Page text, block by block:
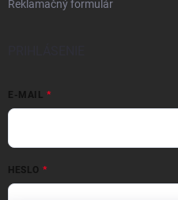
Reklamačný formulár
E-MAIL
HESLO